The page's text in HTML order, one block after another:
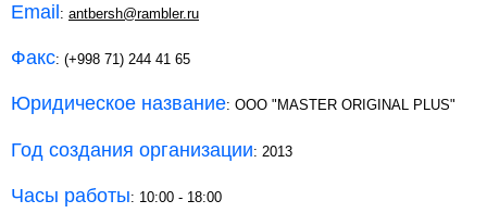
Email: antbersh@rambler.ru
Факс: (+998 71) 244 41 65
Юридическое название: OOO "MASTER ORIGINAL PLUS"
Год создания организации: 2013
Часы работы: 10:00 - 18:00